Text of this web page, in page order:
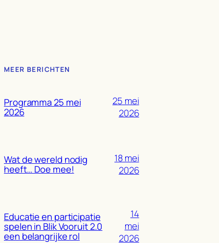
MEER BERICHTEN
Programma 25 mei
2026
25 mei
2026
Wat de wereld nodig
heeft… Doe mee!
18 mei
2026
Educatie en participatie
spelen in Blik Vooruit 2.0
een belangrijke rol
14
mei
2026